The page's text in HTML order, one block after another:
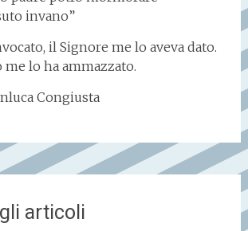
invano”
il Signore me lo aveva dato.
me lo ha ammazzato.
Congiusta
articoli